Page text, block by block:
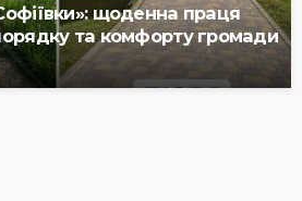
щоденна праця
та комфорту громади